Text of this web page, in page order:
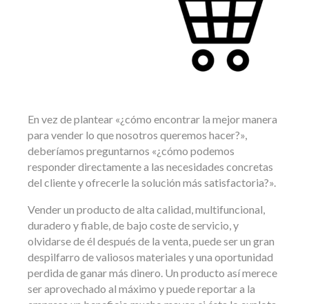
En vez de plantear «¿cómo encontrar la mejor manera
para vender lo que nosotros queremos hacer?»,
deberíamos preguntarnos «¿cómo podemos
responder directamente a las necesidades concretas
del cliente y ofrecerle la solución más satisfactoria?».
Vender un producto de alta calidad, multifuncional,
duradero y fiable, de bajo coste de servicio, y
olvidarse de él después de la venta, puede ser un gran
despilfarro de valiosos materiales y una oportunidad
perdida de ganar más dinero. Un producto así merece
ser aprovechado al máximo y puede reportar a la